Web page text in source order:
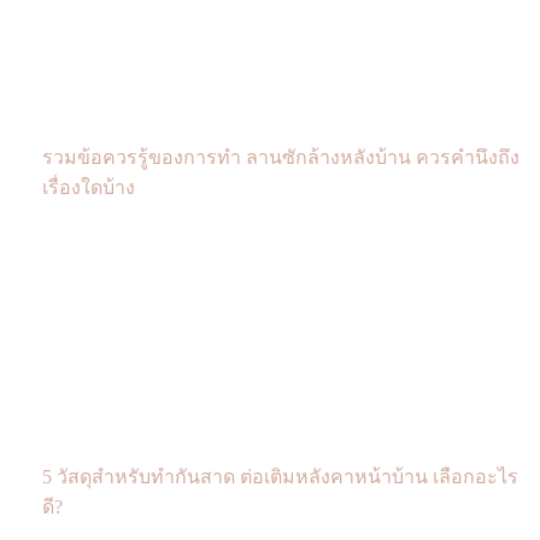
รวมข้อควรรู้ของการทำ ลานซักล้างหลังบ้าน ควรคำนึงถึง
เรื่องใดบ้าง
5 วัสดุสำหรับทำกันสาด ต่อเติมหลังคาหน้าบ้าน เลือกอะไร
ดี?